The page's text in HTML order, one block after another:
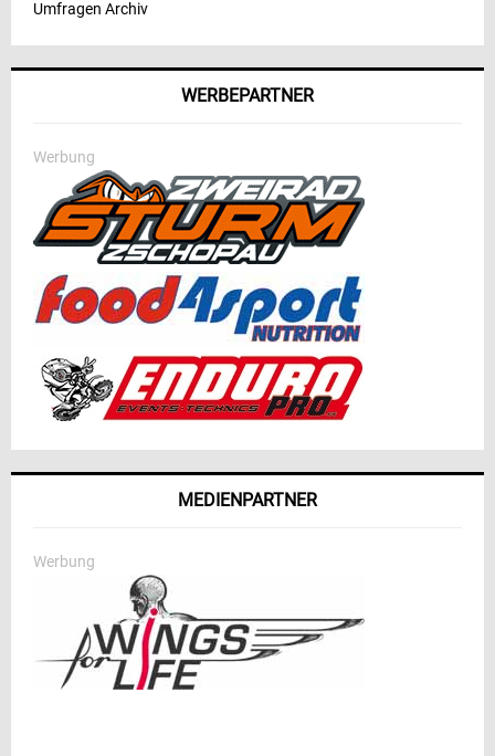
Umfragen Archiv
WERBEPARTNER
Werbung
MEDIENPARTNER
Werbung